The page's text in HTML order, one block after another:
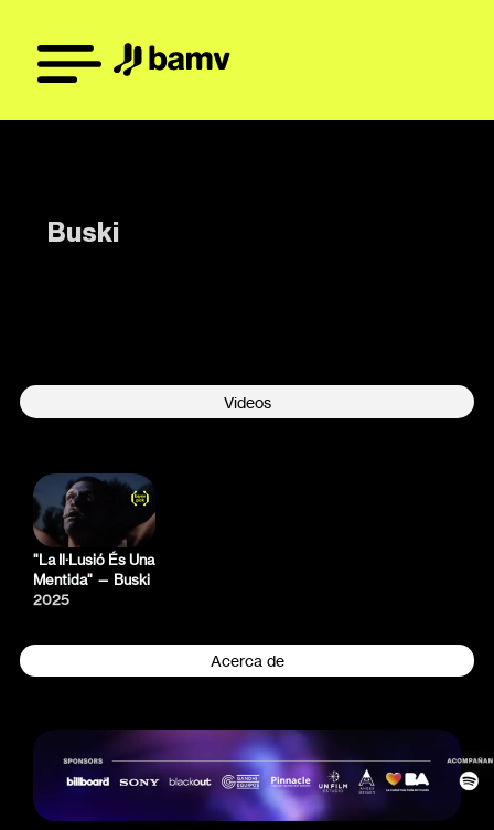
Buski
Videos
Acerca de
"La Il·Lusió És Una
Mentida" — Buski
2025